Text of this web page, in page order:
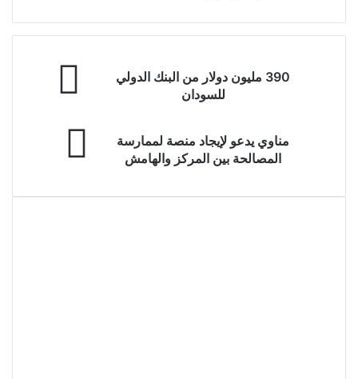
390 مليون دولار من البنك الدولي
للسودان
لممارسة
مناوي يدعو لإيجاد منصة لممارسة
المصالحة بين المركز والهامش